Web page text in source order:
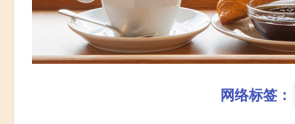
网络标签：